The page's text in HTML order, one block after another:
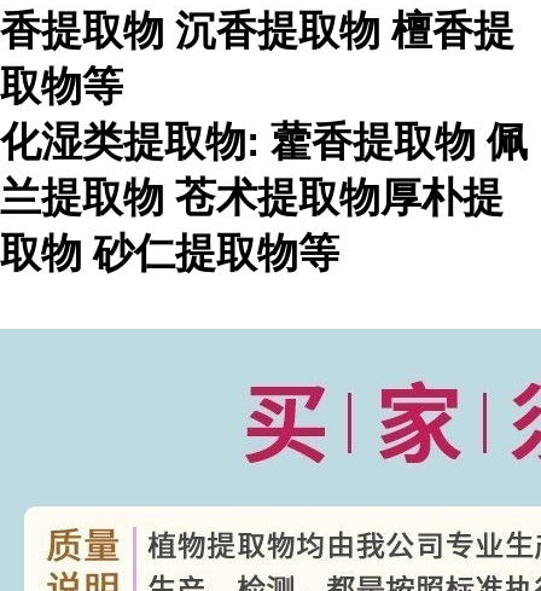
香提取物 沉香提取物 檀香提
取物等
化湿类提取物: 藿香提取物 佩
兰提取物 苍术提取物厚朴提
取物 砂仁提取物等